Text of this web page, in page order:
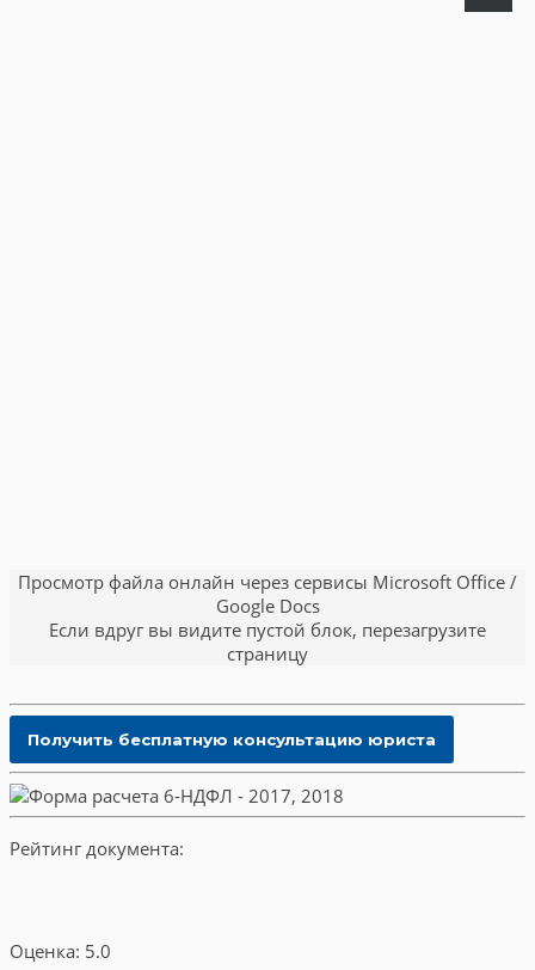
Просмотр файла онлайн через сервисы Microsoft Office /
Google Docs
Если вдруг вы видите пустой блок, перезагрузите
страницу
Рейтинг документа:
Оценка: 5.0